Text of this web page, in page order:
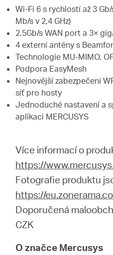
Wi-Fi 6 s rychlostí až 3
Mb/s v 2,4 GHz)
2,5Gb/s WAN port a 3×
4 externí antény s
Technologie MU-MIMO,
Podpora EasyMesh
Nejnovější zabezpečení
síť pro hosty
Jednoduché nastavení a
aplikaci MERCUSYS
Více informací o
https://
Fotografie produktu
https://
Doporučená
CZK
O značce Mercusys